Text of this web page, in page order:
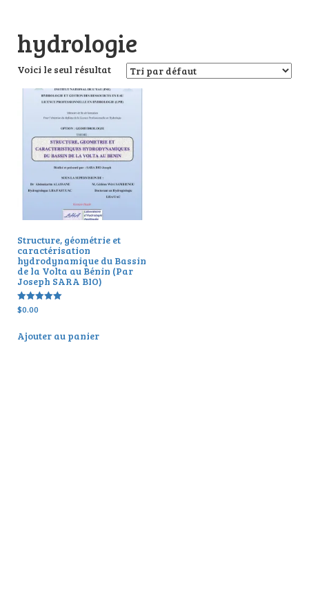
hydrologie
Voici le seul résultat
Structure, géométrie et
caractérisation
hydrodynamique du Bassin
de la Volta au Bénin (Par
Joseph SARA BIO)
Note
5.00
$0.00
Ajouter au panier